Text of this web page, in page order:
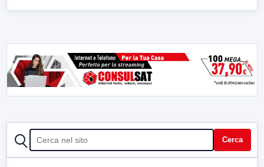
CERCA Cerca